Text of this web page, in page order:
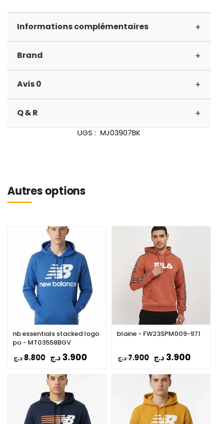
Informations complémentaires +
Brand +
Avis 0 +
Q & R +
UGS : MJ03907BK
Autres options
nb essentials stacked logo
po - MT03558BGV
8.800د.ج 3.900 د.ج
blaine - FW23SPM009-971
7.900د.ج 3.900 د.ج